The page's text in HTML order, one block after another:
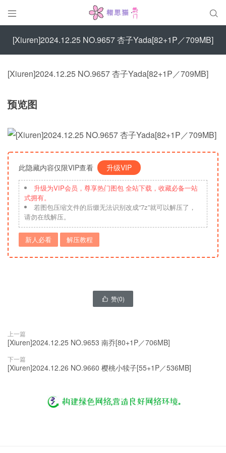
 
[Xiuren]2024.12.25 NO.9657 杏子Yada[82+1P／709MB]
[Xiuren]2024.12.25 NO.9657 杏子Yada[82+1P／709MB]
预览图
此隐藏内容仅限VIP查看 升级VIP
升级为VIP会员，尊享热门图包 全站下载，收藏必备一站
式拥有。
若图包压缩文件的后缀无法识别改成“7z”就可以解压了，
请勿在线解压。
新人必看 解压教程
 赞(0)
上一篇
[Xiuren]2024.12.25 NO.9653 南乔[80+1P／706MB]
下一篇
[Xiuren]2024.12.26 NO.9660 樱桃小犊子[55+1P／536MB]